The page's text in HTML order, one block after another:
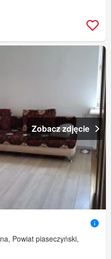
Zobacz zdjęcie
Powiat piaseczyński,